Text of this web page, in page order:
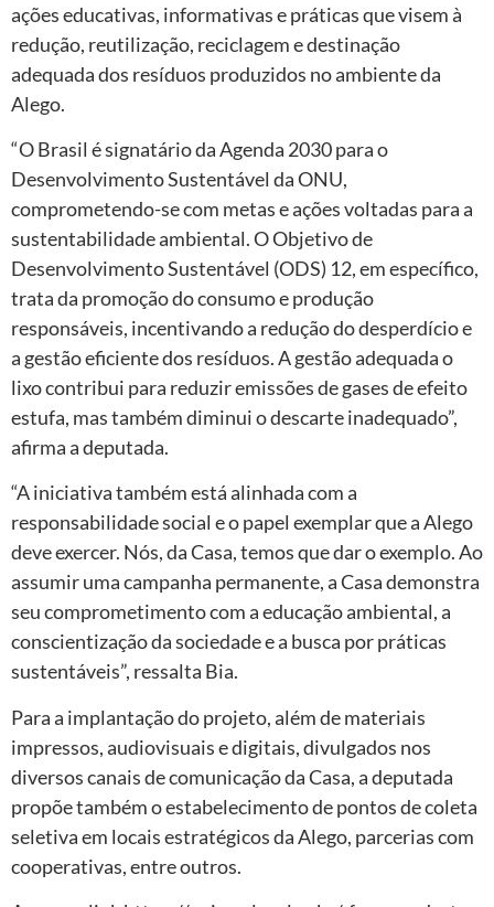
ações educativas, informativas e práticas que visem à
redução, reutilização, reciclagem e destinação
adequada dos resíduos produzidos no ambiente da
Alego.
“O Brasil é signatário da Agenda 2030 para o
Desenvolvimento Sustentável da ONU,
comprometendo-se com metas e ações voltadas para a
sustentabilidade ambiental. O Objetivo de
Desenvolvimento Sustentável (ODS) 12, em específico,
trata da promoção do consumo e produção
responsáveis, incentivando a redução do desperdício e
a gestão eficiente dos resíduos. A gestão adequada o
lixo contribui para reduzir emissões de gases de efeito
estufa, mas também diminui o descarte inadequado”,
afirma a deputada.
“A iniciativa também está alinhada com a
responsabilidade social e o papel exemplar que a Alego
deve exercer. Nós, da Casa, temos que dar o exemplo. Ao
assumir uma campanha permanente, a Casa demonstra
seu comprometimento com a educação ambiental, a
conscientização da sociedade e a busca por práticas
sustentáveis”, ressalta Bia.
Para a implantação do projeto, além de materiais
impressos, audiovisuais e digitais, divulgados nos
diversos canais de comunicação da Casa, a deputada
propõe também o estabelecimento de pontos de coleta
seletiva em locais estratégicos da Alego, parcerias com
cooperativas, entre outros.